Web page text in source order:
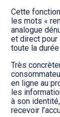
Cette
les mots «
analogue
et direct
toute la
Très
en ligne au
les
à son
recevoir